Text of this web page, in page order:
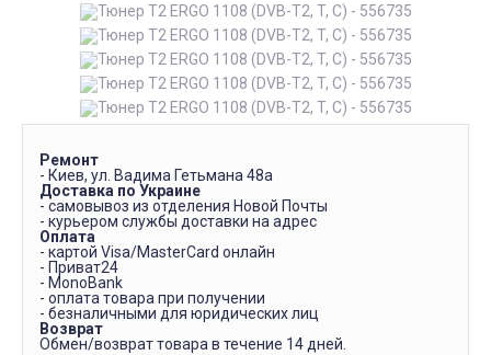
Ремонт
- Киев, ул. Вадима Гетьмана 48а
Доставка по Украине
- самовывоз из отделения Новой Почты
- курьером службы доставки на адрес
Оплата
- картой Visa/MasterCard онлайн
- Приват24
- MonoBank
- оплата товара при получении
- безналичными для юридических лиц
Возврат
Обмен/возврат товара в течение 14 дней.